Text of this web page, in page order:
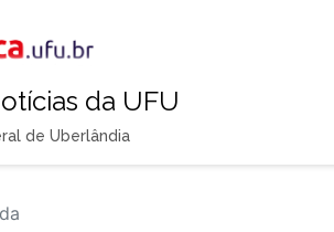
da UFU
de Uberlândia